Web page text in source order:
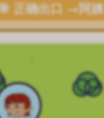
正确出口 →阿姨